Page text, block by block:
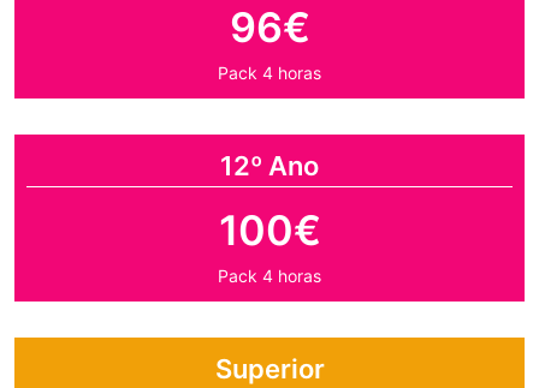
96€
Pack 4 horas
12º Ano
100€
Pack 4 horas
Superior